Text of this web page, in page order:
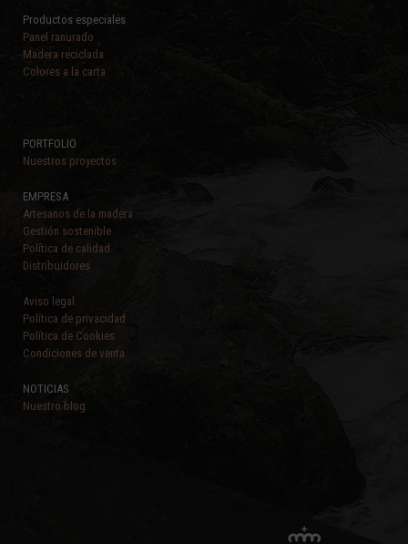
Productos especiales
Panel ranurado
Madera reciclada
Colores a la carta
PORTFOLIO
Nuestros proyectos
EMPRESA
Artesanos de la madera
Gestión sostenible
Política de calidad
Distribuidores
Aviso legal
Política de privacidad
Política de Cookies
Condiciones de venta
NOTICIAS
Nuestro blog